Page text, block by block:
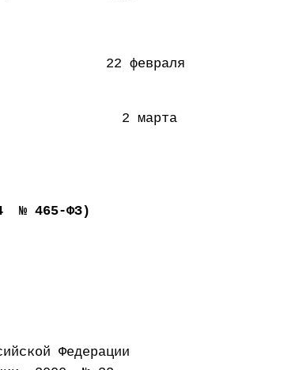
22 февраля
2 марта
№ 465-ФЗ)
Федерации